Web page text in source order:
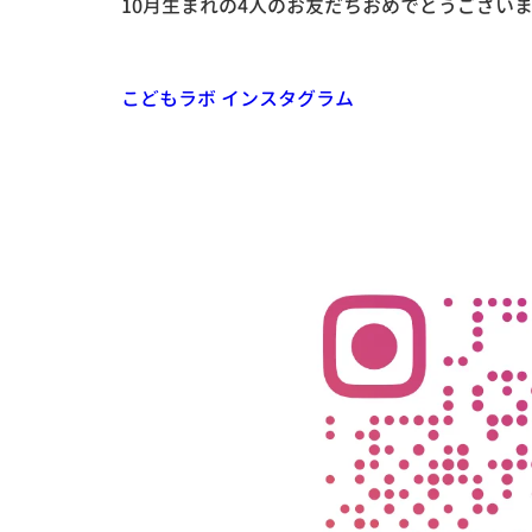
10月生まれの4人のお友だちおめでとうござい
こどもラボ インスタグラム